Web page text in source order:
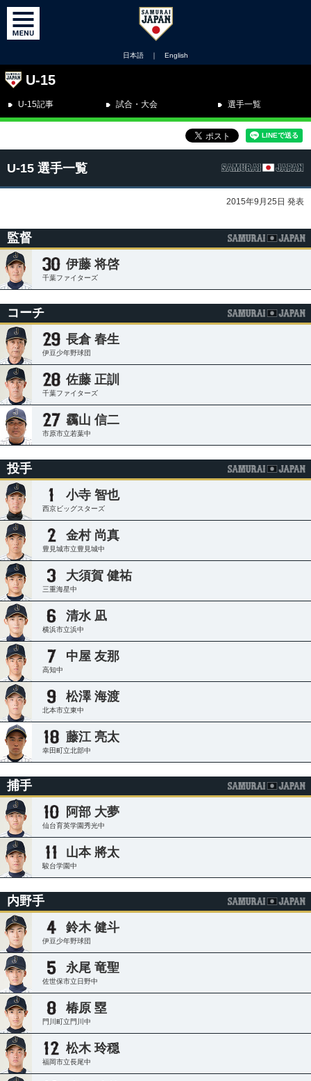
日本語 ｜ English
U-15
U-15記事 試合・大会 選手一覧
U-15 選手一覧
2015年9月25日 発表
監督
伊藤 将啓
千葉ファイターズ
コーチ
長倉 春生
伊豆少年野球団
佐藤 正訓
千葉ファイターズ
靏山 信二
市原市立若葉中
投手
小寺 智也
西京ビッグスターズ
金村 尚真
豊見城市立豊見城中
大須賀 健祐
三重海星中
清水 凪
横浜市立浜中
中屋 友那
高知中
松澤 海渡
北本市立東中
藤江 亮太
幸田町立北部中
捕手
阿部 大夢
仙台育英学園秀光中
山本 將太
駿台学園中
内野手
鈴木 健斗
伊豆少年野球団
永尾 竜聖
佐世保市立日野中
椿原 塁
門川町立門川中
松木 玲穏
福岡市立長尾中